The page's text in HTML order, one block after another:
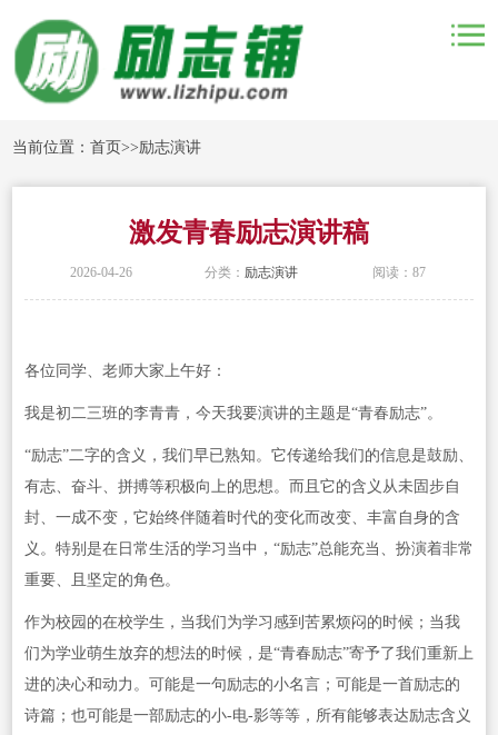
当前位置：首页>>励志演讲
激发青春励志演讲稿
2026-04-26 分类： 励志演讲 阅读：87
各位同学、老师大家上午好：
我是初二三班的李青青，今天我要演讲的主题是“青春励志”。
“励志”二字的含义，我们早已熟知。它传递给我们的信息是鼓励、
有志、奋斗、拼搏等积极向上的思想。而且它的含义从未固步自
封、一成不变，它始终伴随着时代的变化而改变、丰富自身的含
义。特别是在日常生活的学习当中，“励志”总能充当、扮演着非常
重要、且坚定的角色。
作为校园的在校学生，当我们为学习感到苦累烦闷的时候；当我
们为学业萌生放弃的想法的时候，是“青春励志”寄予了我们重新上
进的决心和动力。可能是一句励志的小名言；可能是一首励志的
诗篇；也可能是一部励志的小-电-影等等，所有能够表达励志含义